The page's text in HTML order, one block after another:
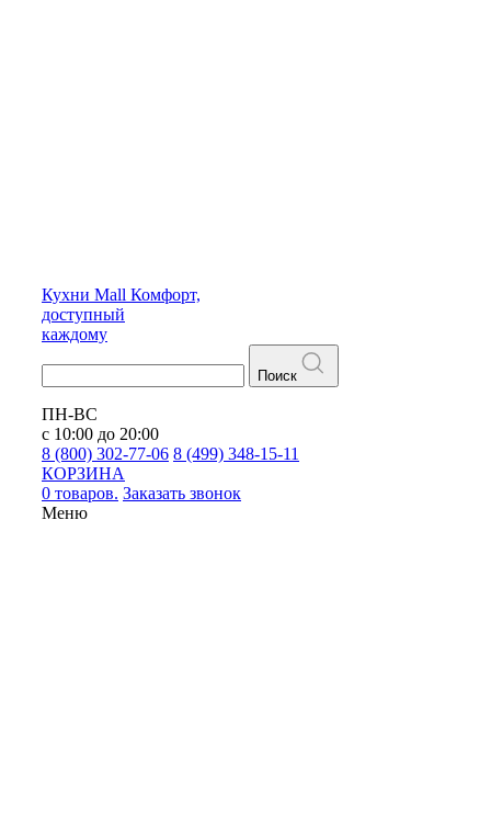
Кухни Mall Комфорт,
доступный
каждому
Поиск
ПН-ВС
с 10:00 до 20:00
8 (800) 302-77-06 8 (499) 348-15-11
КОРЗИНА
0 товаров. Заказать звонок
Меню